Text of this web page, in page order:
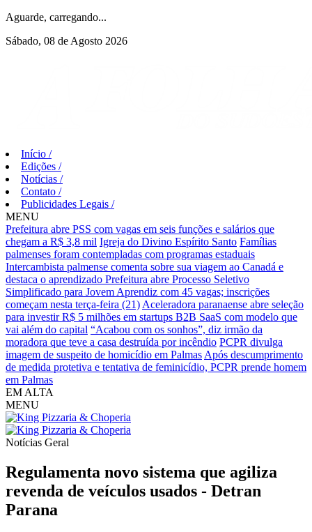
Aguarde, carregando...
Sábado, 08 de Agosto 2026
Início /
Edições /
Notícias /
Contato /
Publicidades Legais /
MENU
Prefeitura abre PSS com vagas em seis funções e salários que
chegam a R$ 3,8 mil Igreja do Divino Espírito Santo Famílias
palmenses foram contempladas com programas estaduais
Intercambista palmense comenta sobre sua viagem ao Canadá e
destaca o aprendizado Prefeitura abre Processo Seletivo
Simplificado para Jovem Aprendiz com 45 vagas; inscrições
começam nesta terça-feira (21) Aceleradora paranaense abre seleção
para investir R$ 5 milhões em startups B2B SaaS com modelo que
vai além do capital “Acabou com os sonhos”, diz irmão da
moradora que teve a casa destruída por incêndio PCPR divulga
imagem de suspeito de homicídio em Palmas Após descumprimento
de medida protetiva e tentativa de feminicídio, PCPR prende homem
em Palmas
EM ALTA
MENU
Notícias Geral
Regulamenta novo sistema que agiliza
revenda de veículos usados - Detran
Parana